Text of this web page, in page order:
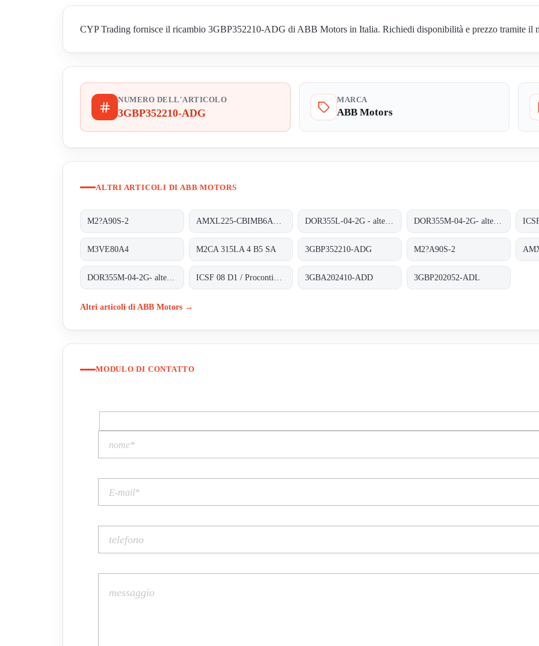
CYP Trading fornisce il ricambio 3GBP352210-ADG di ABB Motors in Italia. Richiedi disponibilità e prezzo tramite il
NUMERO DELL'ARTICOLO
3GBP352210-ADG
MARCA
ABB Motors
ALTRI ARTICOLI DI ABB MOTORS
M2?A90S-2
M3VE80A4 M2CA 315LA 4 B5 SA 3GBP352210-ADG M2?A90S-2
3GBA202410-ADD 3GBP202052-ADL
Altri articoli di ABB Motors →
MODULO DI CONTATTO